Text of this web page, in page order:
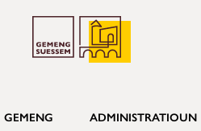
GEMENG ADMINISTRATIOUN